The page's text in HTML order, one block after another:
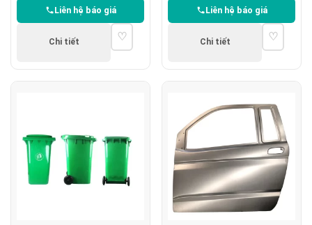
Liên hệ báo giá
Chi tiết ♡
Liên hệ báo giá
Chi tiết ♡